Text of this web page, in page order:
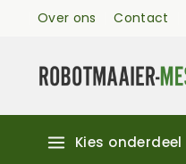
Over ons Contact
Kies onderdeel